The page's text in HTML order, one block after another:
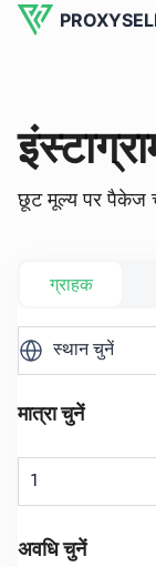
छूट मूल्य पर पैकेज
ग्राहक
स्थान चुनें
मात्रा चुनें
अवधि चुनें